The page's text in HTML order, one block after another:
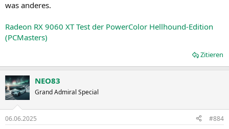
was anderes.
Radeon RX 9060 XT Test der PowerColor Hellhound-Edition
(PCMasters)
Zitieren
NEO83
Grand Admiral Special
06.06.2025 #884